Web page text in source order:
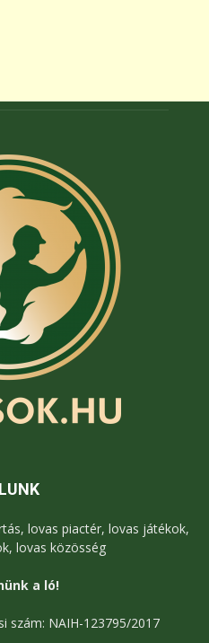
lovas piactér, lovas játékok,
lovas közösség
a ló!
szám: NAIH-123795/2017